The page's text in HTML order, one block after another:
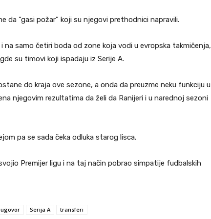
da “gasi požar” koji su njegovi prethodnici napravili.
na samo četiri boda od zone koja vodi u evropska takmičenja,
su timovi koji ispadaju iz Serije A.
do kraja ove sezone, a onda da preuzme neku funkciju u
njegovim rezultatima da želi da Ranijeri i u narednoj sezoni
pa se sada čeka odluka starog lisca.
Premijer ligu i na taj način pobrao simpatije fudbalskih
Serija A transferi